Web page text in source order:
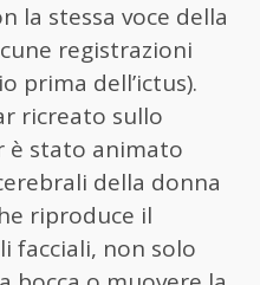
la stessa voce della
registrazioni
prima dell’ictus).
ricreato sullo
è stato animato
della donna
riproduce il
facciali, non solo